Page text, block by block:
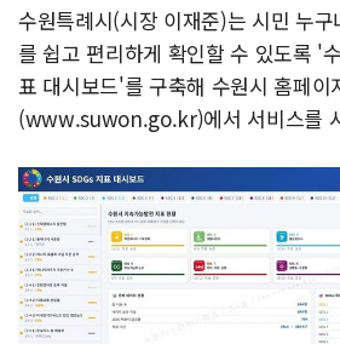
수원특례시(시장 이재준)는 시민 누
를 쉽고 편리하게 확인할 수 있도록 '
표 대시보드'를 구축해 수원시 홈페이
(www.suwon.go.kr)에서 서비스를